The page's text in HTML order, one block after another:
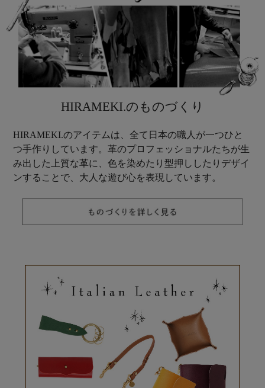
HIRAMEKI.のものづくり
HIRAMEKI.のアイテムは、全て日本の職人が一つひと
つ手作りしています。革のプロフェッショナルたちが生
み出した上質な革に、色を染めたり型押ししたりデザイ
ンすることで、大人な遊び心を表現しています。